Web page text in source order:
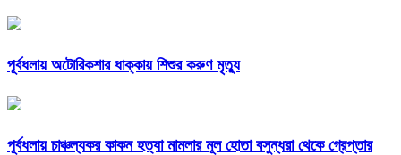
পূর্বধলায় অটোরিকশার ধাক্কায় শিশুর করুণ মৃত্যু
পূর্বধলায় চাঞ্চল্যকর কাকন হত্যা মামলার মূল হোতা বসুন্ধরা থেকে গ্রেপ্তার